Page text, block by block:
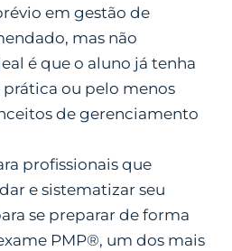
em gestão de
mas não
é que o aluno já tenha
ou pelo menos
de gerenciamento
profissionais que
e sistematizar seu
se preparar de forma
PMP®, um dos mais